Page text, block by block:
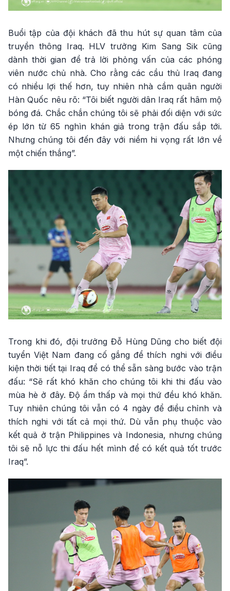
Buổi tập của đội khách đã thu hút sự quan tâm của
truyền thông Iraq. HLV trưởng Kim Sang Sik cũng
dành thời gian để trả lời phỏng vấn của các phóng
viên nước chủ nhà. Cho rằng các cầu thủ Iraq đang
có nhiều lợi thế hơn, tuy nhiên nhà cầm quân người
Hàn Quốc nêu rõ: “Tôi biết người dân Iraq rất hâm mộ
bóng đá. Chắc chắn chúng tôi sẽ phải đối diện với sức
ép lớn từ 65 nghìn khán giả trong trận đấu sắp tới.
Nhưng chúng tôi đến đây với niềm hi vọng rất lớn về
một chiến thắng”.
Trong khi đó, đội trưởng Đỗ Hùng Dũng cho biết đội
tuyển Việt Nam đang cố gắng để thích nghi với điều
kiện thời tiết tại Iraq để có thể sẵn sàng bước vào trận
đấu: “Sẽ rất khó khăn cho chúng tôi khi thi đấu vào
mùa hè ở đây. Độ ẩm thấp và mọi thứ đều khó khăn.
Tuy nhiên chúng tôi vẫn có 4 ngày để điều chỉnh và
thích nghi với tất cả mọi thứ. Dù vẫn phụ thuộc vào
kết quả ở trận Philippines và Indonesia, nhưng chúng
tôi sẽ nỗ lực thi đấu hết mình để có kết quả tốt trước
Iraq”.